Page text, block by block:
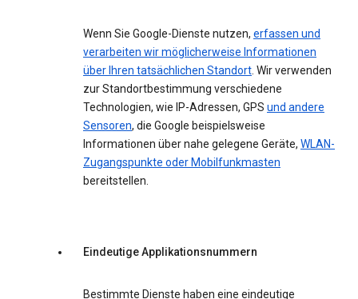
Wenn Sie Google-Dienste nutzen, erfassen und
verarbeiten wir möglicherweise Informationen
über Ihren tatsächlichen Standort. Wir verwenden
zur Standortbestimmung verschiedene
Technologien, wie IP-Adressen, GPS und andere
Sensoren, die Google beispielsweise
Informationen über nahe gelegene Geräte, WLAN-
Zugangspunkte oder Mobilfunkmasten
bereitstellen.
Eindeutige Applikationsnummern
Bestimmte Dienste haben eine eindeutige